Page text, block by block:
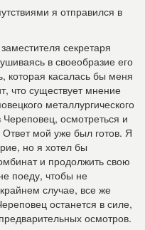
я отправился в
секретаря
в своеобразие его
которая касалась бы меня
что существует мнение
металлургического
осмотреться и
мой уже был готов. Я
но я хотел бы
и продолжить свою
поеду, чтобы не
случае, все же
останется в силе,
осмотров.